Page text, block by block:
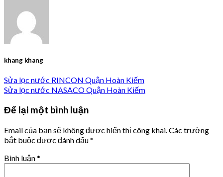
khang khang
Sửa lọc nước RINCON Quận Hoàn Kiếm
Sửa lọc nước NASACO Quận Hoàn Kiếm
Để lại một bình luận
Email của bạn sẽ không được hiển thị công khai. Các trường
bắt buộc được đánh dấu*
Bình luận*